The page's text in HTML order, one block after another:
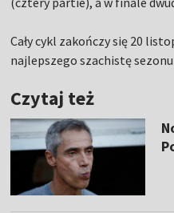
Cały cykl zakończy się 20
najlepszego szachistę
Czytaj też